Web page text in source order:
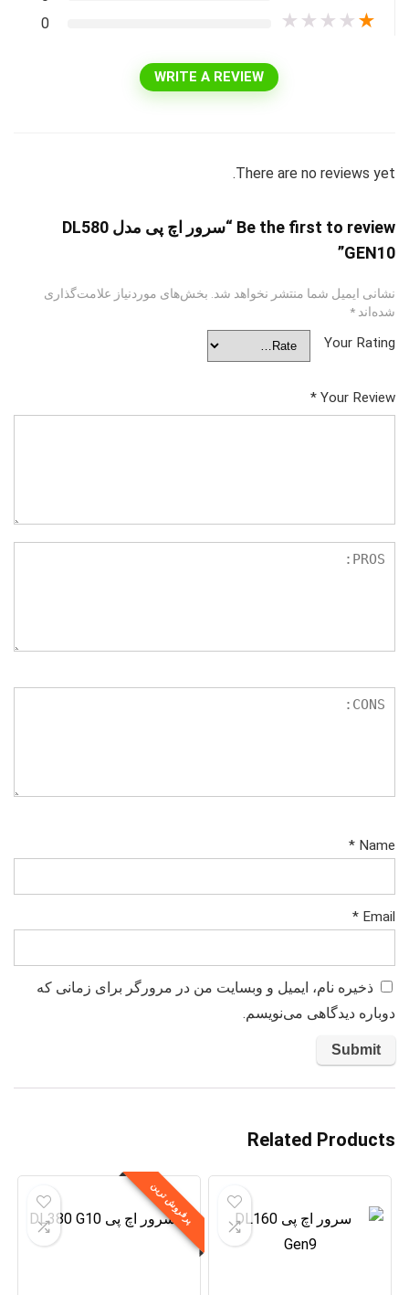
★
★
★
★
★
0
WRITE A REVIEW
There are no reviews yet.
Be the first to review “سرور اچ پی مدل DL580
GEN10”
نشانی ایمیل شما منتشر نخواهد شد. بخش‌های موردنیاز علامت‌گذاری
شده‌اند *
Your Rating
Your Review
*
Name
*
Email
*
ذخیره نام، ایمیل و وبسایت من در مرورگر برای زمانی که
دوباره دیدگاهی می‌نویسم.
Related Products
پرفروش ترین